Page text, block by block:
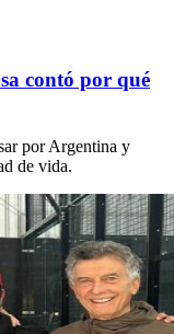
contó por qué
por Argentina y
de vida.